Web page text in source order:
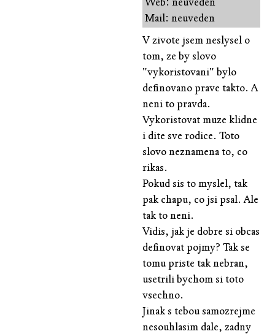
Mail: neuveden
V zivote jsem neslysel o
tom, ze by slovo
"vykoristovani" bylo
definovano prave takto. A
neni to pravda.
Vykoristovat muze klidne
i dite sve rodice. Toto
slovo neznamena to, co
rikas.
Pokud sis to myslel, tak
pak chapu, co jsi psal. Ale
tak to neni.
Vidis, jak je dobre si obcas
definovat pojmy? Tak se
tomu priste tak nebran,
usetrili bychom si toto
vsechno.
Jinak s tebou samozrejme
nesouhlasim dale, zadny